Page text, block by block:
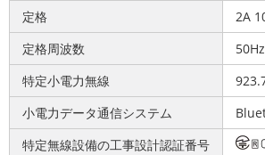
定格
2A
定格周波数
特定小電力無線
小電力データ通信システム
特定無線設備の工事設計認証番号